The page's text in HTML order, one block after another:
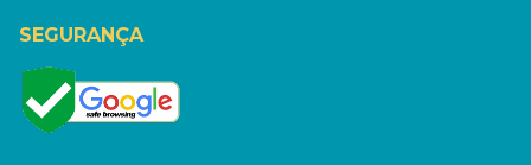
SEGURANÇA